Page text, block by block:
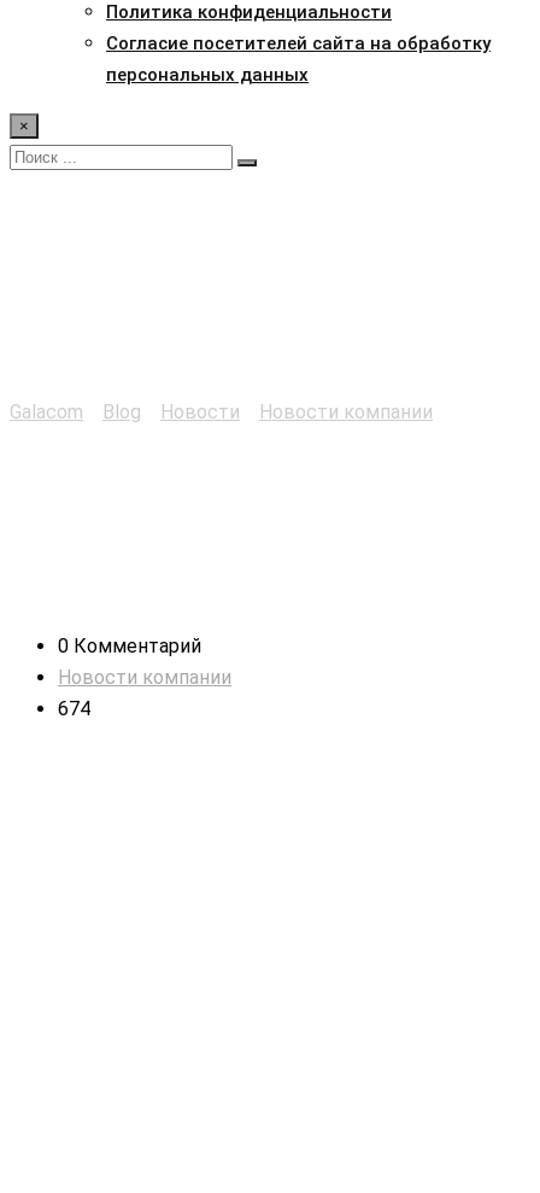
Политика конфиденциальности
Согласие посетителей сайта на обработку
персональных данных
×
Galacom Blog Новости Новости компании
0 Комментарий
Новости компании
674